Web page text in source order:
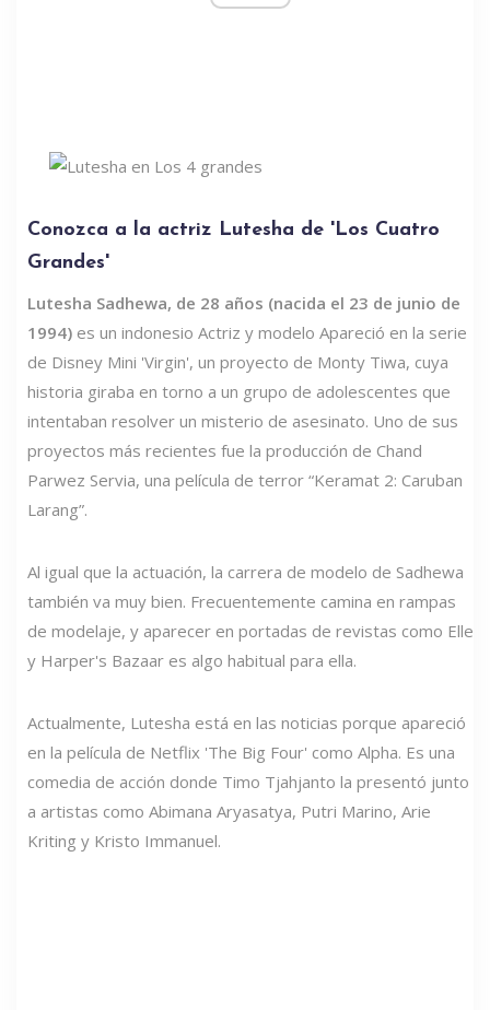
Conozca a la actriz Lutesha de 'Los Cuatro
Grandes'
Lutesha Sadhewa, de 28 años (nacida el 23 de junio de
1994) es un indonesio Actriz y modelo Apareció en la serie
de Disney Mini 'Virgin', un proyecto de Monty Tiwa, cuya
historia giraba en torno a un grupo de adolescentes que
intentaban resolver un misterio de asesinato. Uno de sus
proyectos más recientes fue la producción de Chand
Parwez Servia, una película de terror “Keramat 2: Caruban
Larang”.
Al igual que la actuación, la carrera de modelo de Sadhewa
también va muy bien. Frecuentemente camina en rampas
de modelaje, y aparecer en portadas de revistas como Elle
y Harper's Bazaar es algo habitual para ella.
Actualmente, Lutesha está en las noticias porque apareció
en la película de Netflix 'The Big Four' como Alpha. Es una
comedia de acción donde Timo Tjahjanto la presentó junto
a artistas como Abimana Aryasatya, Putri Marino, Arie
Kriting y Kristo Immanuel.